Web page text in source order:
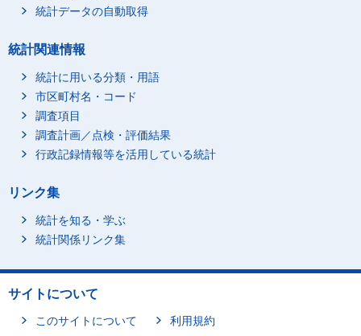
統計データの自動取得
統計関連情報
統計に用いる分類・用語
市区町村名・コード
調査項目
調査計画／点検・評価結果
行政記録情報等を活用している統計
リンク集
統計を知る・学ぶ
統計関係リンク集
サイトについて
このサイトについて
利用規約